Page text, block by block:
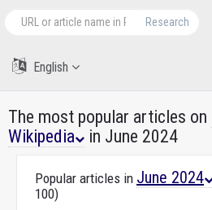
Research
English
The most popular articles on
Wikipedia
in June 2024
Popular articles in June 2024
100)